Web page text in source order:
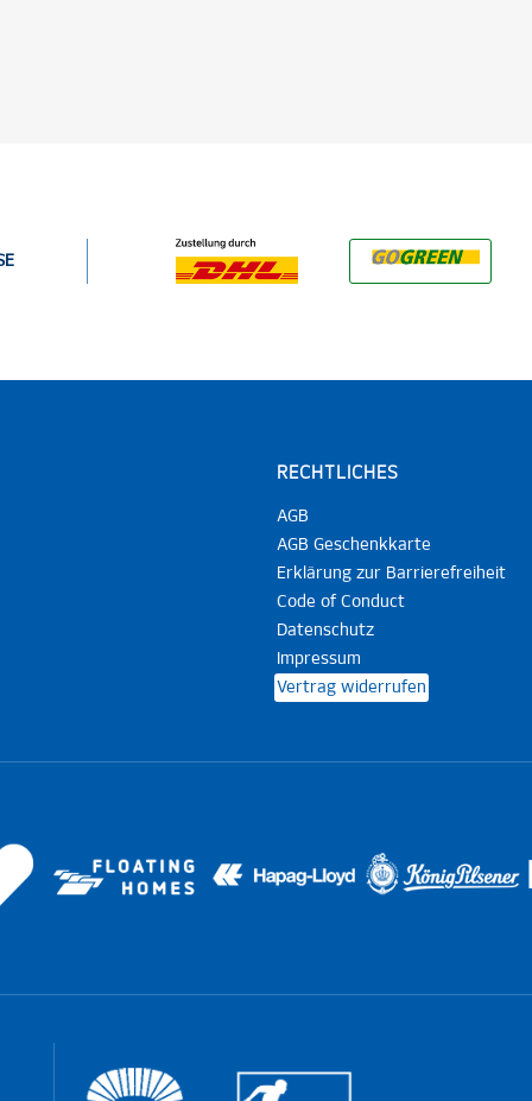
RECHTLICHES
AGB
AGB Geschenkkarte
Erklärung zur Barrierefreiheit
Code of Conduct
Datenschutz
Impressum
Vertrag widerrufen